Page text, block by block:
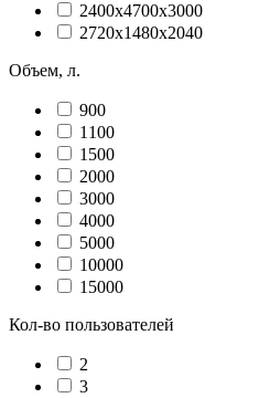
2400х4700х3000
2720х1480х2040
Объем, л.
900
1100
1500
2000
3000
4000
5000
10000
15000
Кол-во пользователей
2
3